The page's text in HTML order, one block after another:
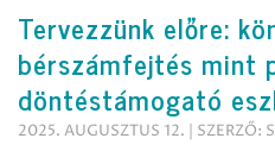
Tervezzünk előre:
bérszámfejtés mint
döntéstámogató
2025. AUGUSZTUS 12. | SZERZŐ: